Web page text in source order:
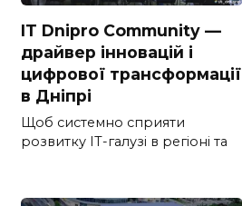
IT Dnipro Community —
драйвер інновацій і
цифрової трансформації
в Дніпрі
Щоб системно сприяти
розвитку ІТ-галузі в регіоні та